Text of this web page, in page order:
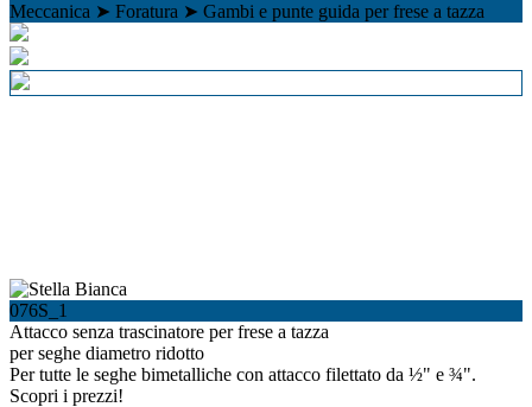
Meccanica ➤ Foratura ➤ Gambi e punte guida per frese a tazza
076S_1
Attacco senza trascinatore per frese a tazza
per seghe diametro ridotto
Per tutte le seghe bimetalliche con attacco filettato da ½" e ¾".
Scopri i prezzi!